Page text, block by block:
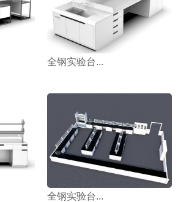
全钢实验台...
全钢实验台...